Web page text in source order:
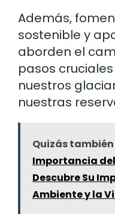
Además,
sostenible y
aborden el
pasos
nuestros
nuestras
Quizás
Importancia
Descubre Su
Ambiente y la